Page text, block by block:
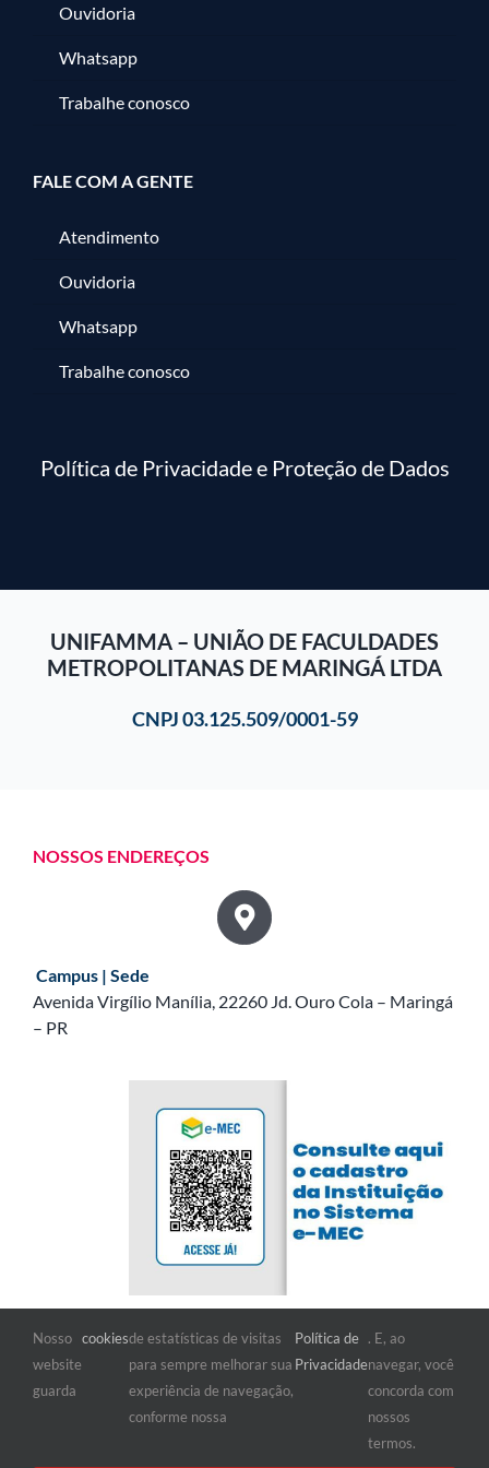
Ouvidoria
Whatsapp
Trabalhe conosco
FALE COM A GENTE
Atendimento
Ouvidoria
Whatsapp
Trabalhe conosco
Política de Privacidade e Proteção de Dados
UNIFAMMA – UNIÃO DE FACULDADES
METROPOLITANAS DE MARINGÁ LTDA
CNPJ 03.125.509/0001-59
NOSSOS ENDEREÇOS
Campus | Sede
Avenida Virgílio Manília, 22260 Jd. Ouro Cola – Maringá
– PR
FIQUE POR DENTRO
Nosso
website
guarda
cookiesde estatísticas de visitas
para sempre melhorar sua
experiência de navegação,
conforme nossa
Política de
Privacidade
. E, ao
navegar, você
concorda com
nossos
termos.